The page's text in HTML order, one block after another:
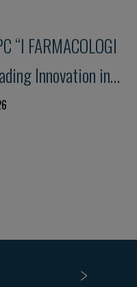
“I FARMACOLOGI
Innovation in